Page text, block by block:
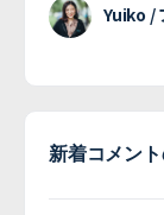
Yuiko /
新着コメン